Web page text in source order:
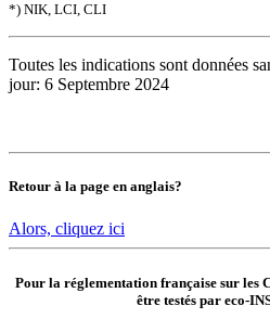
*) NIK, LCI, CLI
Toutes les indications sont données
jour: 6 Septembre 2024
Retour à la page en anglais?
Alors, cliquez ici
Pour la réglementation française sur les
être testés par eco-